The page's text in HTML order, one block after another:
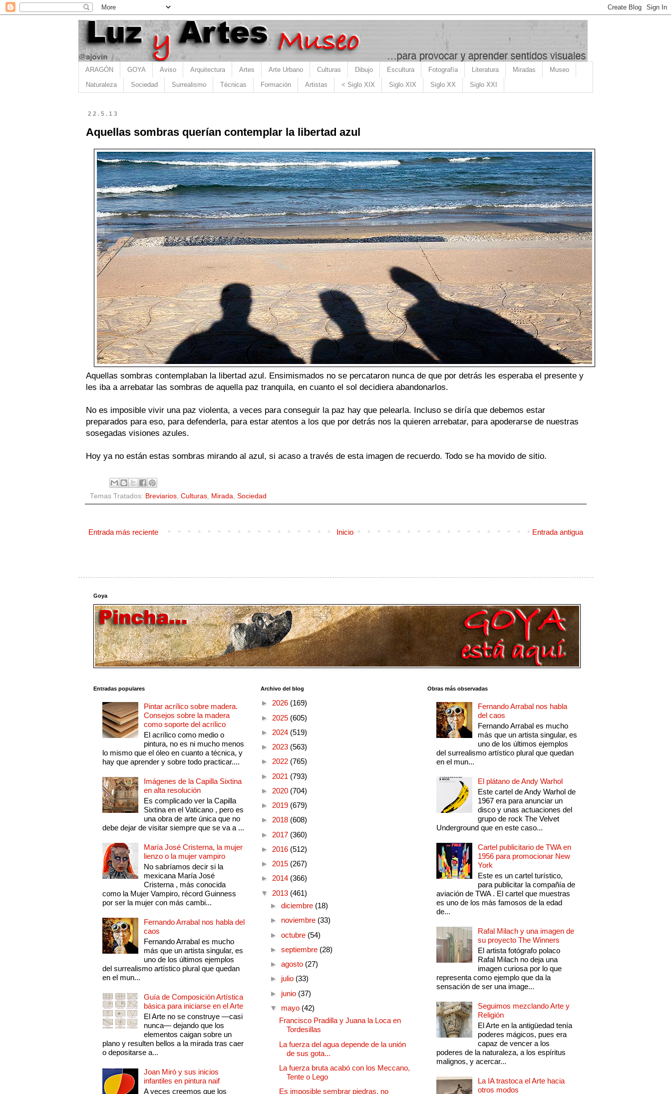
ARAGÓN GOYA Aviso Arquitectura Artes Arte Urbano Culturas Dibujo Escultura Fotografía Literatura Miradas Museo
Naturaleza Sociedad Surrealismo Técnicas Formación Artistas < Siglo XIX Siglo XIX Siglo XX Siglo XXI
22.5.13
Aquellas sombras querían contemplar la libertad azul
Aquellas sombras contemplaban la libertad azul. Ensimismados no se percataron nunca de que por detrás les esperaba el presente y
les iba a arrebatar las sombras de aquella paz tranquila, en cuanto el sol decidiera abandonarlos.
No es imposible vivir una paz violenta, a veces para conseguir la paz hay que pelearla. Incluso se diría que debemos estar
preparados para eso, para defenderla, para estar atentos a los que por detrás nos la quieren arrebatar, para apoderarse de nuestras
sosegadas visiones azules.
Hoy ya no están estas sombras mirando al azul, si acaso a través de esta imagen de recuerdo. Todo se ha movido de sitio.
Temas Tratados: Breviarios, Culturas, Mirada Sociedad
Entrada más reciente Entrada antigua
Inicio
Goya
Entradas populares
Pintar acrílico sobre madera.
Consejos sobre la madera
como soporte del acrílico
El acrílico como medio o
pintura, no es ni mucho menos
lo mismo que el óleo en cuanto a técnica, y
hay que aprender y sobre todo practicar....
Imágenes de la Capilla Sixtina
en alta resolución
Es complicado ver la Capilla
Sixtina en el Vaticano , pero es
una obra de arte única que no
debe dejar de visitar siempre que se va a ...
María José Cristerna, la mujer
lienzo o la mujer vampiro
No sabríamos decir si la
mexicana María José
Cristerna , más conocida
como la Mujer Vampiro, récord Guinness
por ser la mujer con más cambi...
Fernando Arrabal nos habla del
caos
Fernando Arrabal es mucho
más que un artista singular, es
uno de los últimos ejemplos
del surrealismo artístico plural que quedan
en el mun...
Guía de Composición Artística
básica para iniciarse en el Arte
El Arte no se construye —casi
nunca— dejando que los
elementos caigan sobre un
plano y resulten bellos a la mirada tras caer
o depositarse a...
Joan Miró y sus inicios
infantiles en pintura naif
A veces creemos que los
Archivo del blog
► 2026 (169)
► 2025 (605)
► 2024 (519)
► 2023 (563)
► 2022 (765)
► 2021 (793)
► 2020 (704)
► 2019 (679)
► 2018 (608)
► 2017 (360)
► 2016 (512)
► 2015 (267)
► 2014 (366)
▼ 2013 (461)
► diciembre (18)
► noviembre (33)
► octubre (54)
► septiembre (28)
► agosto (27)
► julio (33)
► junio (37)
▼ mayo (42)
Francisco Pradilla y Juana la Loca en
Tordesillas
La fuerza del agua depende de la unión
de sus gota...
La fuerza bruta acabó con los Meccano,
Tente o Lego
Es imposible sembrar piedras, no
Obras más observadas
Fernando Arrabal nos habla
del caos
Fernando Arrabal es mucho
más que un artista singular, es
uno de los últimos ejemplos
del surrealismo artístico plural que quedan
en el mun...
El plátano de Andy Warhol
Este cartel de Andy Warhol de
1967 era para anunciar un
disco y unas actuaciones del
grupo de rock The Velvet
Underground que en este caso...
Cartel publicitario de TWA en
1956 para promocionar New
York
Este es un cartel turístico,
para publicitar la compañía de
aviación de TWA . El cartel que muestras
es uno de los más famosos de la edad
de...
Rafal Milach y una imagen de
su proyecto The Winners
El artista fotógrafo polaco
Rafal Milach no deja una
imagen curiosa por lo que
representa como ejemplo que da la
sensación de ser una image...
Seguimos mezclando Arte y
Religión
El Arte en la antigüedad tenía
poderes mágicos, pues era
capaz de vencer a los
poderes de la naturaleza, a los espíritus
malignos, y acercar...
La IA trastoca el Arte hacia
otros modos